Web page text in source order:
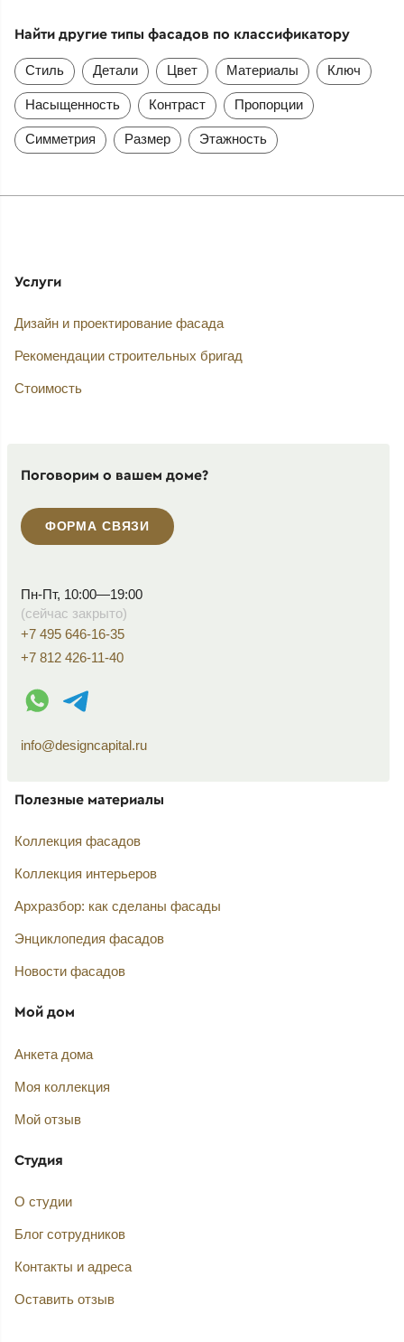
Найти другие типы фасадов по классификатору
Стиль Детали Цвет Материалы Ключ
Насыщенность Контраст Пропорции
Симметрия Размер Этажность
Услуги
Дизайн и проектирование фасада
Рекомендации строительных бригад
Стоимость
Поговорим о вашем доме?
ФОРМА СВЯЗИ
Пн-Пт, 10:00—19:00
(сейчас закрыто)
+7 495 646-16-35
+7 812 426-11-40
WhatsApp контакт
Telegram контакт
info@designcapital.ru
Полезные материалы
Коллекция фасадов
Коллекция интерьеров
Архразбор: как сделаны фасады
Энциклопедия фасадов
Новости фасадов
Мой дом
Анкета дома
Моя коллекция
Мой отзыв
Студия
О студии
Блог сотрудников
Контакты и адреса
Оставить отзыв